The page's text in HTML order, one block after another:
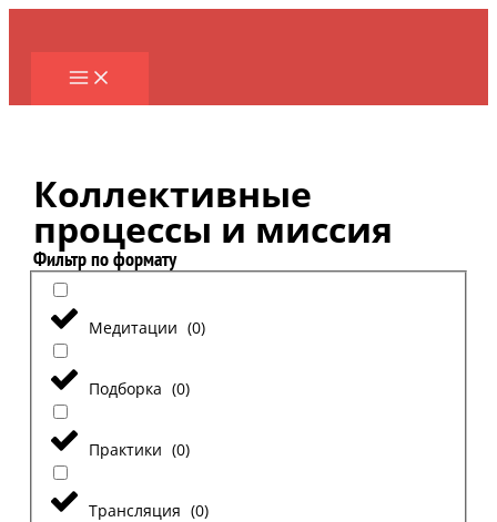
Перейти
содержимому
Коллективные
процессы и миссия
Фильтр по формату
Медитации (0)
Подборка (0)
Практики (0)
Трансляция (0)